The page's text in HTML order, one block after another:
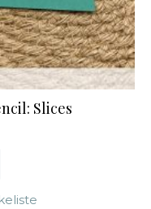
Slices